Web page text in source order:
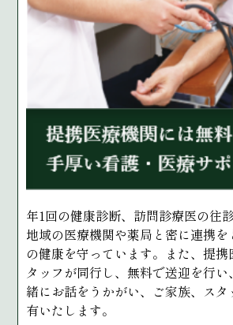
年1回の健康診断、訪問診療医の往
地域の医療機関や薬局と密に連携
の健康を守っています。また、提携
タッフが同行し、無料で送迎を行
緒にお話をうかがい、ご家族、ス
有いたします。